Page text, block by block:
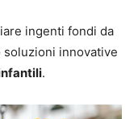
ingenti fondi da
innovative
.